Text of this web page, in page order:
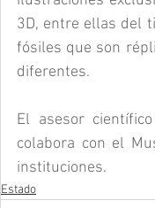
3D, entre ellas del
fósiles que son
diferentes.
El asesor
colabora con el
instituciones.
Estado